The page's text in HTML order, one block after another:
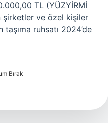
TL (YÜZYİRMİ
şirketler ve özel kişiler
taşıma ruhsatı 2024’de
Bırak